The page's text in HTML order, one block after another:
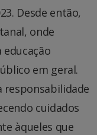
Desde então,
onde
em geral.
responsabilidade
cuidados
àqueles que